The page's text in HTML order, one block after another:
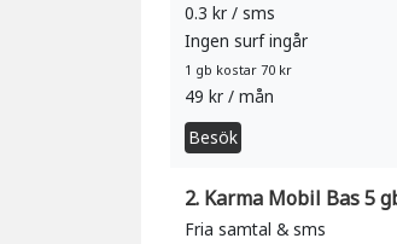
0.3 kr / sms
Ingen surf ingår
1 gb kostar 70 kr
49 kr / mån
Besök
2. Karma Mobil Bas 5
Fria samtal & sms